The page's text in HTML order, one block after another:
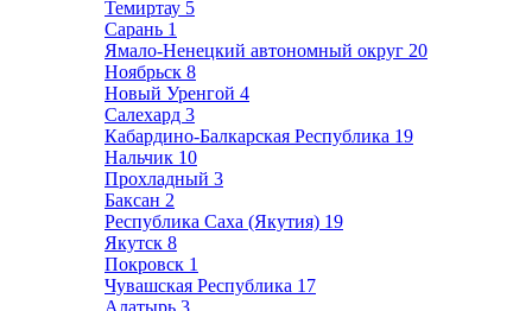
Темиртау 5
Сарань 1
Ямало-Ненецкий автономный округ 20
Ноябрьск 8
Новый Уренгой 4
Салехард 3
Кабардино-Балкарская Республика 19
Нальчик 10
Прохладный 3
Баксан 2
Республика Саха (Якутия) 19
Якутск 8
Покровск 1
Чувашская Республика 17
Алатырь 3